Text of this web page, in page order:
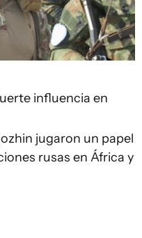
influencia en
jugaron un papel
rusas en África y